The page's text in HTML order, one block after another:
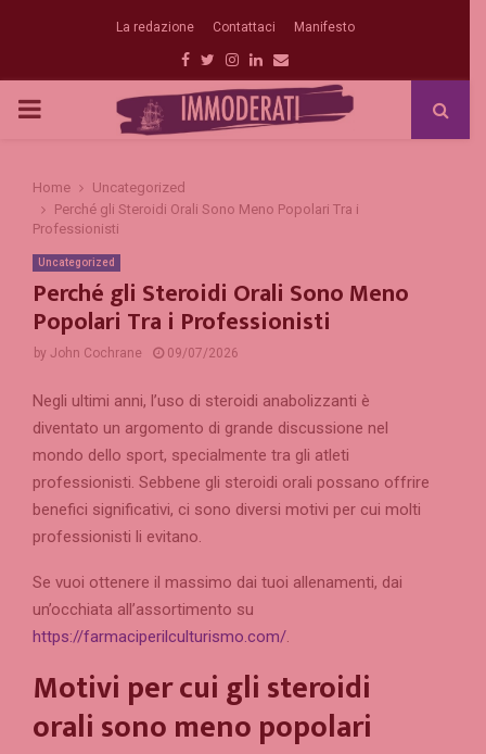
La redazione Contattaci Manifesto
Facebook
Twitter
Instagram
Linkedin
Email
PRIMARY
Home
Uncategorized
Perché gli Steroidi Orali Sono Meno Popolari Tra i
Professionisti
Uncategorized
Perché gli Steroidi Orali Sono Meno
Popolari Tra i Professionisti
by John Cochrane 09/07/2026
Negli ultimi anni, l’uso di steroidi anabolizzanti è
diventato un argomento di grande discussione nel
mondo dello sport, specialmente tra gli atleti
professionisti. Sebbene gli steroidi orali possano offrire
benefici significativi, ci sono diversi motivi per cui molti
professionisti li evitano.
Se vuoi ottenere il massimo dai tuoi allenamenti, dai
un’occhiata all’assortimento su
https://farmaciperilculturismo.com/
Motivi per cui gli steroidi
orali sono meno popolari